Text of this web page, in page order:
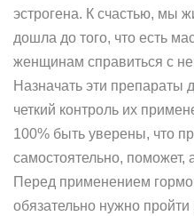
эстрогена. К счастью, мы
дошла до того, что есть
женщинам справиться с
Назначать эти препараты
четкий контроль их
100% быть уверены, что
самостоятельно, поможет,
Перед применением
обязательно нужно